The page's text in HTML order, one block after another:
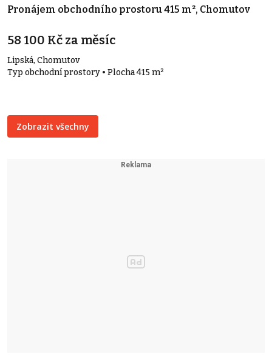
Pronájem obchodního prostoru 415 m², Chomutov
58 100 Kč za měsíc
Lipská, Chomutov
Typ obchodní prostory • Plocha 415 m²
Zobrazit všechny